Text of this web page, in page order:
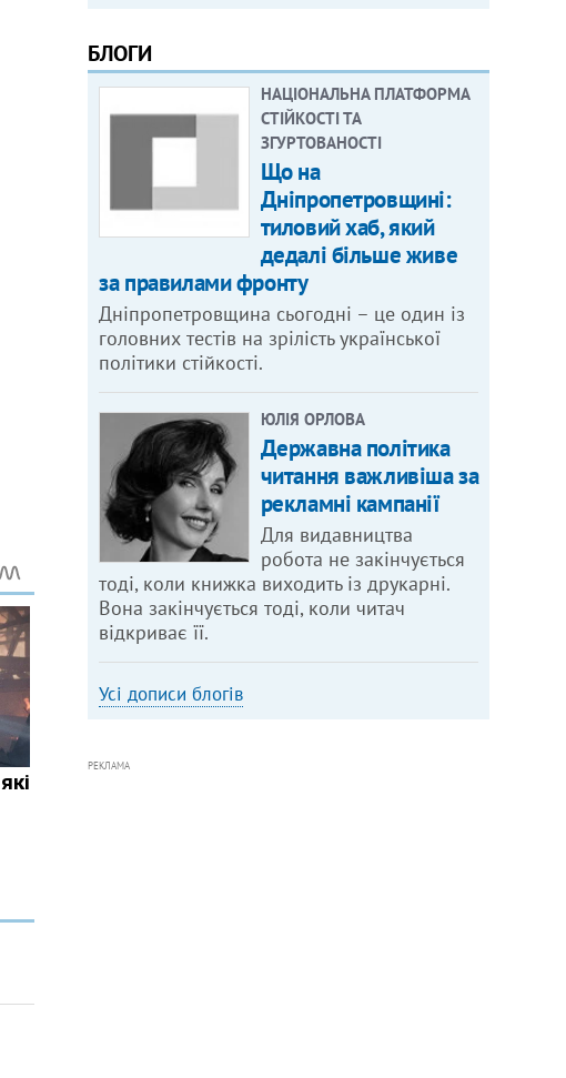
БЛОГИ
НАЦІОНАЛЬНА ПЛАТФОРМА
СТІЙКОСТІ ТА
ЗГУРТОВАНОСТІ
Що на
Дніпропетровщині:
тиловий хаб, який
дедалі більше живе
за правилами фронту
Дніпропетровщина сьогодні – це один із
головних тестів на зрілість української
політики стійкості.
ЮЛІЯ ОРЛОВА
Державна політика
читання важливіша за
рекламні кампанії
Для видавництва
робота не закінчується
тоді, коли книжка виходить із друкарні.
Вона закінчується тоді, коли читач
відкриває її.
Усі дописи блогів
РЕКЛАМА